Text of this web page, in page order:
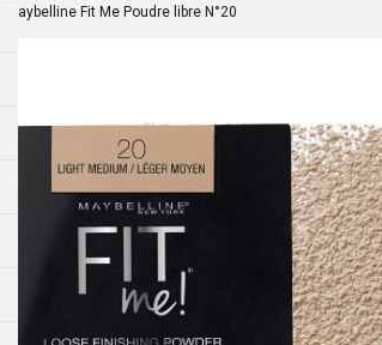
/ Maybelline Fit Me Poudre libre N°20